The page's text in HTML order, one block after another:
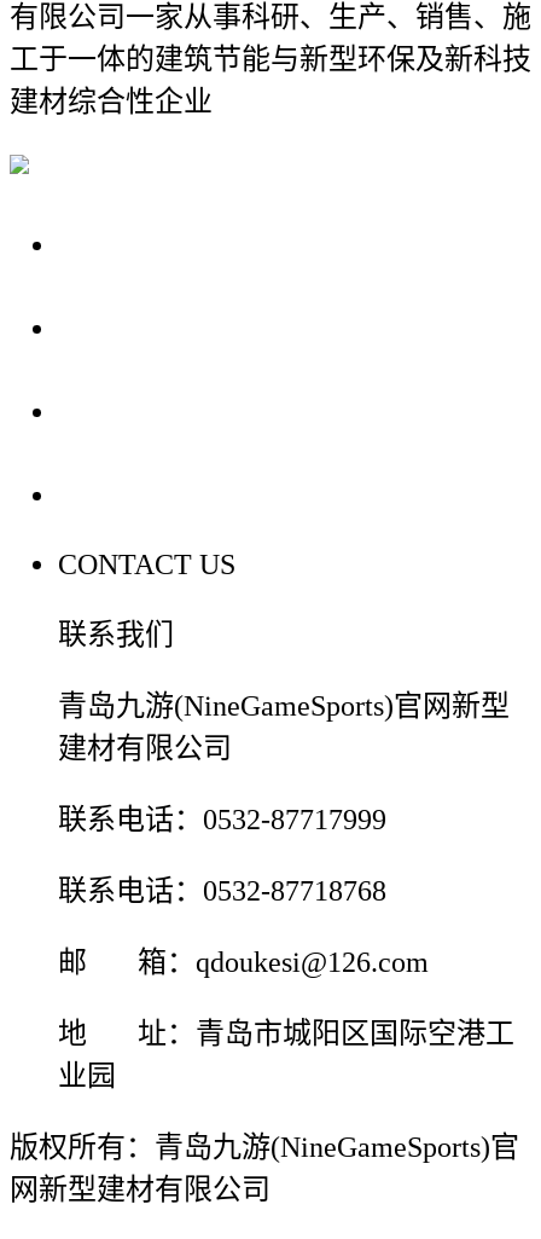
有限公司一家从事科研、生产、销售、施
工于一体的建筑节能与新型环保及新科技
建材综合性企业
CONTACT US
联系我们
青岛九游(NineGameSports)官网新型
建材有限公司
联系电话：0532-87717999
联系电话：0532-87718768
邮 箱：qdoukesi@126.com
地 址：青岛市城阳区国际空港工
业园
版权所有：青岛九游(NineGameSports)官
网新型建材有限公司